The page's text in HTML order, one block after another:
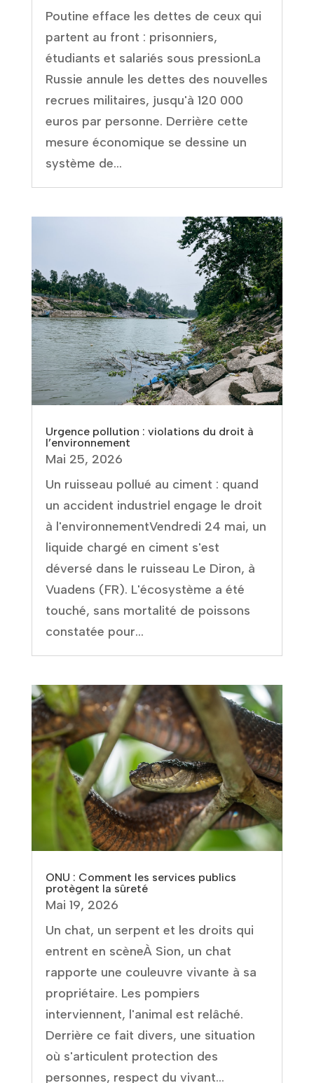
Poutine efface les dettes de ceux qui
partent au front : prisonniers,
étudiants et salariés sous pressionLa
Russie annule les dettes des nouvelles
recrues militaires, jusqu'à 120 000
euros par personne. Derrière cette
mesure économique se dessine un
système de...
Urgence pollution : violations du droit à
l’environnement
Mai 25, 2026
Un ruisseau pollué au ciment : quand
un accident industriel engage le droit
à l'environnementVendredi 24 mai, un
liquide chargé en ciment s'est
déversé dans le ruisseau Le Diron, à
Vuadens (FR). L'écosystème a été
touché, sans mortalité de poissons
constatée pour...
ONU : Comment les services publics
protègent la sûreté
Mai 19, 2026
Un chat, un serpent et les droits qui
entrent en scèneÀ Sion, un chat
rapporte une couleuvre vivante à sa
propriétaire. Les pompiers
interviennent, l'animal est relâché.
Derrière ce fait divers, une situation
où s'articulent protection des
personnes, respect du vivant...